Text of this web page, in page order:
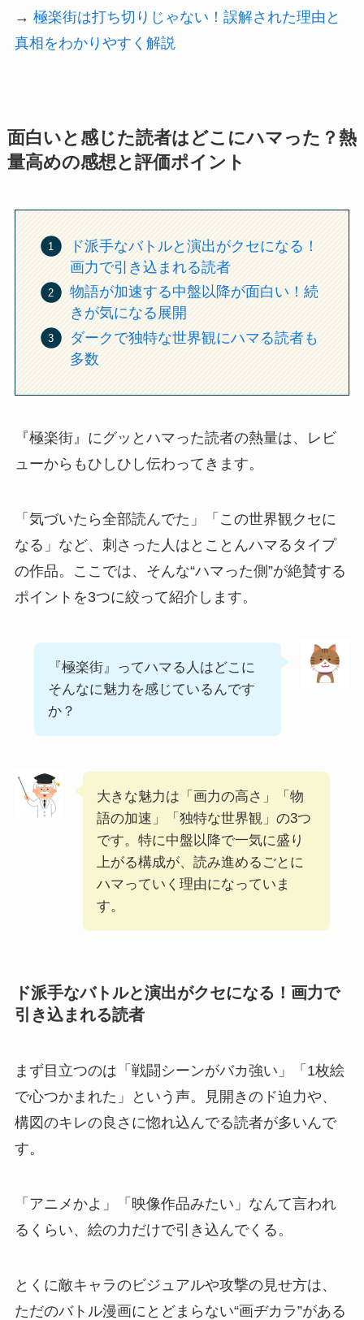
→ 極楽街は打ち切りじゃない！誤解された理由と
真相をわかりやすく解説
面白いと感じた読者はどこにハマった？熱
量高めの感想と評価ポイント
ド派手なバトルと演出がクセになる！
画力で引き込まれる読者
物語が加速する中盤以降が面白い！続
きが気になる展開
ダークで独特な世界観にハマる読者も
多数
『極楽街』にグッとハマった読者の熱量は、レビ
ューからもひしひし伝わってきます。
「気づいたら全部読んでた」「この世界観クセに
なる」など、刺さった人はとことんハマるタイプ
の作品。ここでは、そんな“ハマった側”が絶賛する
ポイントを3つに絞って紹介します。
『極楽街』ってハマる人はどこに
そんなに魅力を感じているんです
か？
大きな魅力は「画力の高さ」「物
語の加速」「独特な世界観」の3つ
です。特に中盤以降で一気に盛り
上がる構成が、読み進めるごとに
ハマっていく理由になっていま
す。
ド派手なバトルと演出がクセになる！画力で
引き込まれる読者
まず目立つのは「戦闘シーンがバカ強い」「1枚絵
で心つかまれた」という声。見開きのド迫力や、
構図のキレの良さに惚れ込んでる読者が多いんで
す。
「アニメかよ」「映像作品みたい」なんて言われ
るくらい、絵の力だけで引き込んでくる。
とくに敵キャラのビジュアルや攻撃の見せ方は、
ただのバトル漫画にとどまらない“画ヂカラ”がある